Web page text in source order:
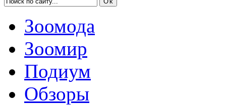
Зоомода
Зоомир
Подиум
Обзоры